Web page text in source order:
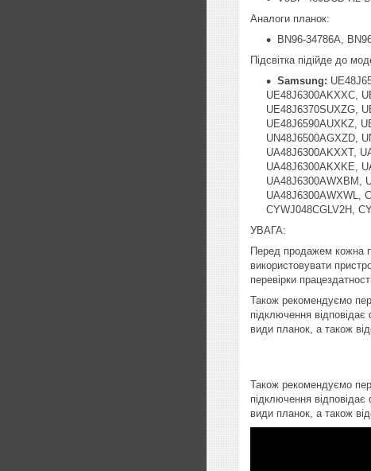
Аналоги планок:
BN96-34786A,
Підсвітка підійде до
Samsung:
UE48J6300AKXXC,
UE48J6370SUXZG,
UE48J6590AUXKZ,
UN48J6500AGXZD,
UA48J6300AKXXT,
UA48J6300AKXKE,
UA48J6300AWXBM,
UA48J6300AWXWL,
CYWJ048CGLV2H,
УВАГА:
Перед продажем кожна
використовувати
перевірки
Також рекомендуємо
підключення
види планок, а також
Також рекомендуємо
підключення
види планок, а також